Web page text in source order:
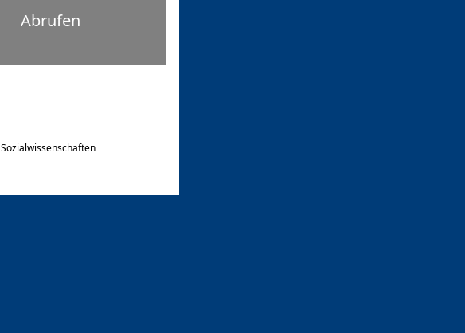
Abrufen